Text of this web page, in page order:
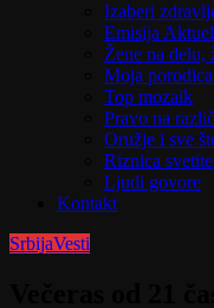
Izaberi
Emisija
Žene na delu,
Moja porodica
Top mozaik
Pravo na
Oružje i sve
Riznica
Ljudi govore
Kontakt
SrbijaVesti